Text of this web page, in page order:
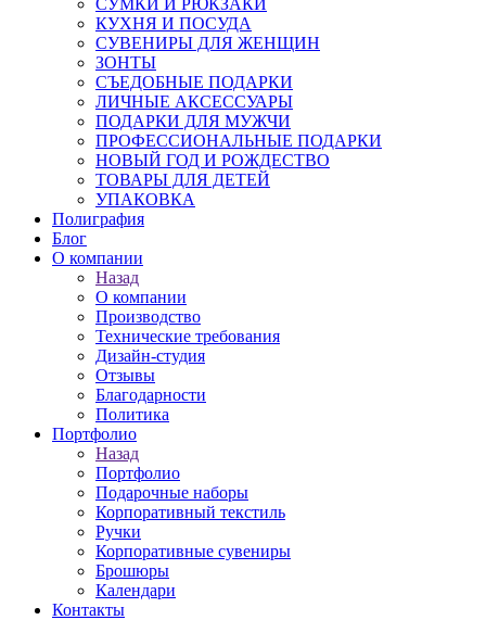
СУМКИ И РЮКЗАКИ
КУХНЯ И ПОСУДА
СУВЕНИРЫ ДЛЯ ЖЕНЩИН
ЗОНТЫ
СЪЕДОБНЫЕ ПОДАРКИ
ЛИЧНЫЕ АКСЕССУАРЫ
ПОДАРКИ ДЛЯ МУЖЧИ
ПРОФЕССИОНАЛЬНЫЕ ПОДАРКИ
НОВЫЙ ГОД И РОЖДЕСТВО
ТОВАРЫ ДЛЯ ДЕТЕЙ
УПАКОВКА
Полиграфия
Блог
О компании
Назад
О компании
Производство
Технические требования
Дизайн-студия
Отзывы
Благодарности
Политика
Портфолио
Назад
Портфолио
Подарочные наборы
Корпоративный текстиль
Ручки
Корпоративные сувениры
Брошюры
Календари
Контакты